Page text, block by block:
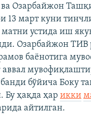
Озарбайжон
13 март куни
устида иш
Озарбайжон ТИВ
баёнотига
бўйича Боку
Бу ҳақда ҳар икки
айтилган.